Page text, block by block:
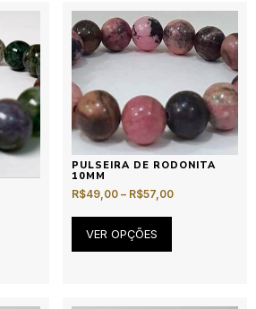
PULSEIRA DE RODONITA
10MM
R$49,00 – R$57,00
VER OPÇÕES